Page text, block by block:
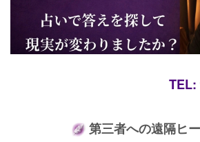
TEL:
第三者への遠隔ヒ